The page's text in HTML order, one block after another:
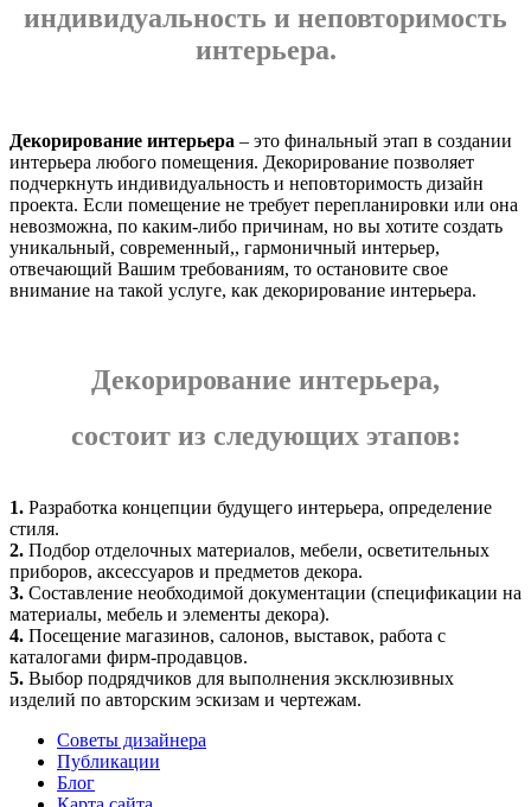
индивидуальность и неповторимость
интерьера.
Декорирование интерьера – это финальный этап в создании
интерьера любого помещения. Декорирование позволяет
подчеркнуть индивидуальность и неповторимость дизайн
проекта. Если помещение не требует перепланировки или она
невозможна, по каким-либо причинам, но вы хотите создать
уникальный, современный,, гармоничный интерьер,
отвечающий Вашим требованиям, то остановите свое
внимание на такой услуге, как декорирование интерьера.
Декорирование интерьера,
состоит из следующих этапов:
1. Разработка концепции будущего интерьера, определение
стиля.
2. Подбор отделочных материалов, мебели, осветительных
приборов, аксессуаров и предметов декора.
3. Составление необходимой документации (спецификации на
материалы, мебель и элементы декора).
4. Посещение магазинов, салонов, выставок, работа с
каталогами фирм-продавцов.
5. Выбор подрядчиков для выполнения эксклюзивных
изделий по авторским эскизам и чертежам.
Советы дизайнера
Публикации
Блог